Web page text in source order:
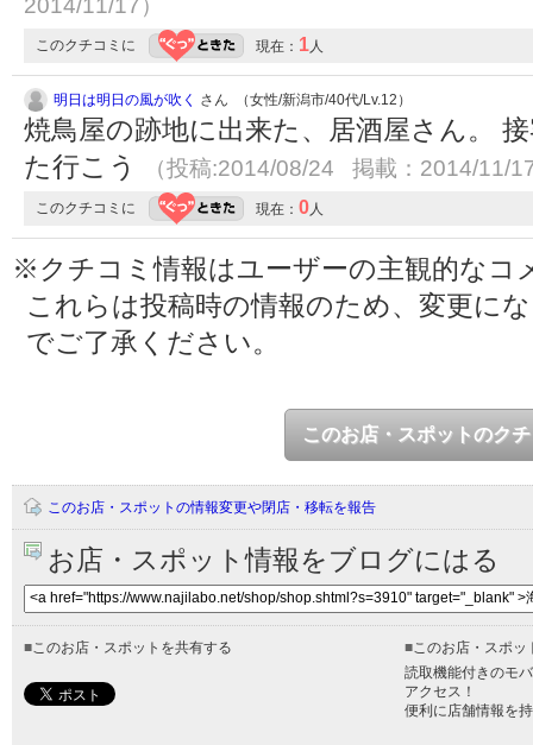
このクチコミに 現在： 1 人
明日は明日の風が吹く さん （女性/新潟市/40代/Lv.12）
焼鳥屋の跡地に出来た、居酒屋さん。
た行こう
（投稿:2014/08/24 掲載：2014/11/
このクチコミに 現在： 0 人
※クチコミ情報はユーザーの主観的なコ
これらは投稿時の情報のため、変更に
でご了承ください。
このお店・スポットのク
このお店・スポットの情報変更や閉店・移転を報告
お店・スポット情報をブログにはる
■ このお店・スポットを共有する ■ このお店・スポ
読取機能付きのモ
アクセス！
便利に店舗情報を